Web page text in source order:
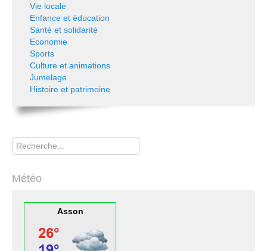
Vie locale
Enfance et éducation
Santé et solidarité
Economie
Sports
Culture et animations
Jumelage
Histoire et patrimoine
Rechercher
Météo
Asson